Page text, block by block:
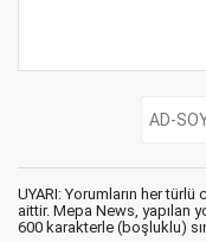
UYARI: Yorumların her
aittir. Mepa News, yapılan
600 karakterle (boşluklu)